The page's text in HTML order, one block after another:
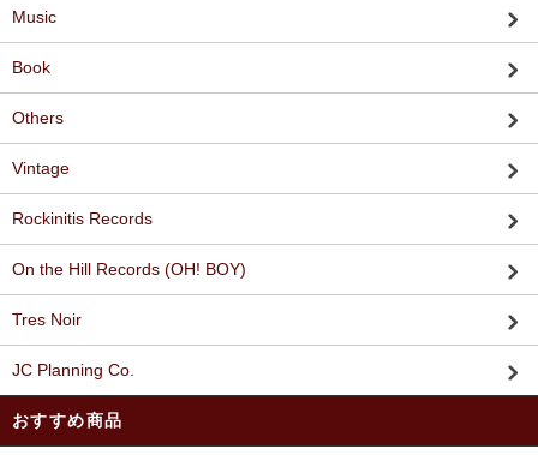
Music
Book
Others
Vintage
Rockinitis Records
On the Hill Records (OH! BOY)
Tres Noir
JC Planning Co.
おすすめ商品